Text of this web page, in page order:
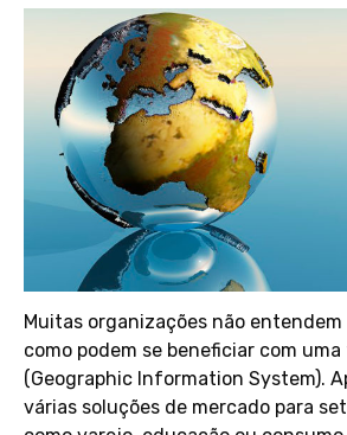
Muitas organizações não
como podem se beneficiar com uma
(Geographic Information System).
várias soluções de mercado para